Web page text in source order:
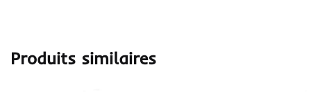
Produits similaires